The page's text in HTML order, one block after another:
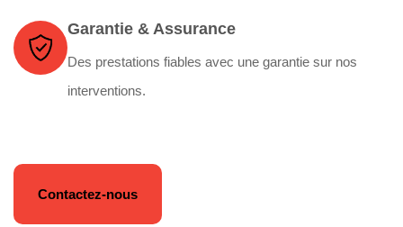
Garantie & Assurance
Des prestations fiables avec une garantie sur nos
interventions.
Contactez-nous